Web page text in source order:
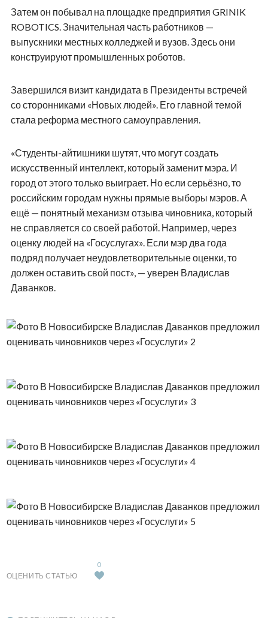
Затем он побывал на площадке предприятия GRINIK
ROBOTICS. Значительная часть работников —
выпускники местных колледжей и вузов. Здесь они
конструируют промышленных роботов.
Завершился визит кандидата в Президенты встречей
со сторонниками «Новых людей». Его главной темой
стала реформа местного самоуправления.
«Студенты-айтишники шутят, что могут создать
искусственный интеллект, который заменит мэра. И
город от этого только выиграет. Но если серьёзно, то
российским городам нужны прямые выборы мэров. А
ещё — понятный механизм отзыва чиновника, который
не справляется со своей работой. Например, через
оценку людей на «Госуслугах». Если мэр два года
подряд получает неудовлетворительные оценки, то
должен оставить свой пост», — уверен Владислав
Даванков.
ОЦЕНИТЬ СТАТЬЮ
0